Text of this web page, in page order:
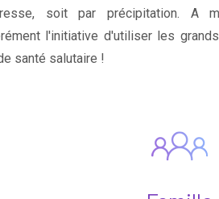
soit par précipitation. A
l'initiative d'utiliser les
santé salutaire !